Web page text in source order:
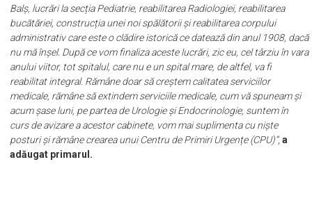
Balș, lucrări la secția Pediatrie, reabilitarea Radiologiei, reabilitarea
bucătăriei, construcția unei noi spălătorii și reabilitarea corpului
administrativ care este o clădire istorică ce datează din anul 1908, dacă
nu mă înșel. După ce vom finaliza aceste lucrări, zic eu, cel târziu în vara
anului viitor, tot spitalul, care nu e un spital mare, de altfel, va fi
reabilitat integral. Rămâne doar să creștem calitatea serviciilor
medicale, rămâne să extindem serviciile medicale, cum vă spuneam și
acum șase luni, pe partea de Urologie și Endocrinologie, suntem în
curs de avizare a acestor cabinete, vom mai suplimenta cu niște
posturi și rămâne crearea unui Centru de Primiri Urgențe (CPU)”,a
adăugat primarul.